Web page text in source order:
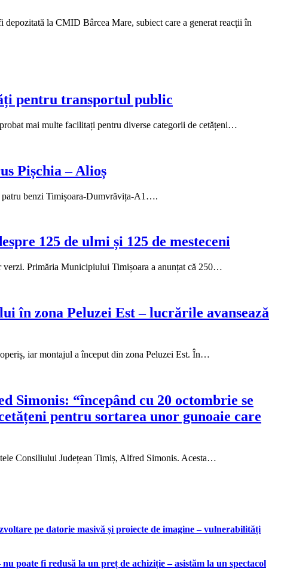
la CMID Bârcea Mare, subiect care a generat reacții în
pentru transportul public
mai multe facilitați pentru diverse categorii de cetățeni…
Pișchia – Alioș
patru benzi Timișoara-Dumvrăvița-A1….
125 de ulmi și 125 de mesteceni
verzi. Primăria Municipiului Timișoara a anunțat că 250…
în zona Peluzei Est – lucrările avansează
iar montajul a început din zona Peluzei Est. În…
Simonis: “începând cu 20 octombrie se
pentru sortarea unor gunoaie care
Consiliului Județean Timiș, Alfred Simonis. Acesta…
pe datorie masivă și proiecte de imagine – vulnerabilități
poate fi redusă la un preț de achiziție – asistăm la un spectacol